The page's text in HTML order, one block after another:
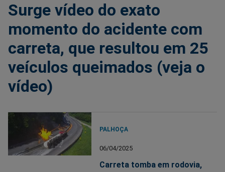
Surge vídeo do exato
momento do acidente com
carreta, que resultou em 25
veículos queimados (veja o
vídeo)
PALHOÇA
06/04/2025
Carreta tomba em rodovia,